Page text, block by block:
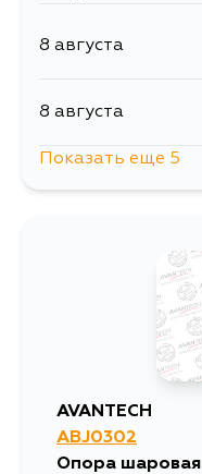
19 августа
28 августа
8 августа
8 августа
4 сентября
Показать еще 5
AVANTECH
ABJ0302
Опора шаровая